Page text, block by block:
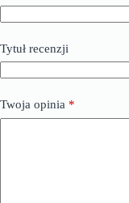
Tytuł recenzji
Twoja opinia *